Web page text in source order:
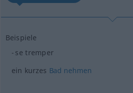
Beispiele
se tremper
ein kurzes Bad nehmen